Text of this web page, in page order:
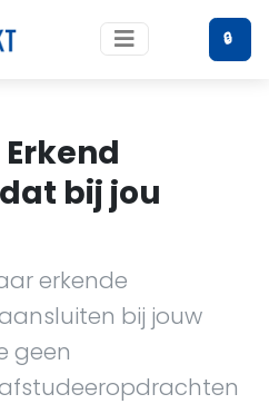
🔒
bij jou
erkende
bij jouw
geen